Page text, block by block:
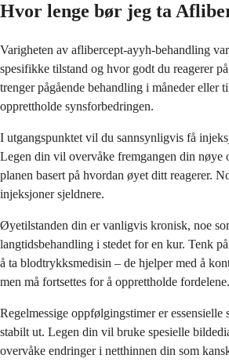
Hvor lenge bør jeg ta
Varigheten av aflibercept-ayyh-behandling
spesifikke tilstand og hvor godt du reagerer
trenger pågående behandling i måneder eller
opprettholde synsforbedringen.
I utgangspunktet vil du sannsynligvis få
Legen din vil overvåke fremgangen din nøye
planen basert på hvordan øyet ditt reagerer.
injeksjoner sjeldnere.
Øyetilstanden din er vanligvis kronisk, noe
langtidsbehandling i stedet for en kur. Tenk
å ta blodtrykksmedisin – de hjelper med å
men må fortsettes for å opprettholde fordelene.
Regelmessige oppfølgingstimer er essensielle
stabilt ut. Legen din vil bruke spesielle
overvåke endringer i netthinnen din som